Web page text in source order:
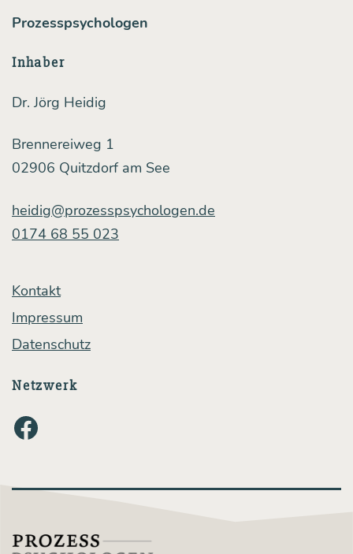
Prozesspsychologen
Inhaber
Dr. Jörg Heidig
Brennereiweg 1
02906 Quitzdorf am See
heidig@prozesspsychologen.de
0174 68 55 023
Kontakt
Impressum
Datenschutz
Netzwerk
Facebook